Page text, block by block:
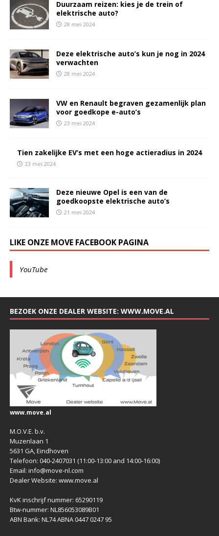
Duurzaam reizen: kies je de trein of
elektrische auto?
28 mei 2024
Deze elektrische auto’s kun je nog in 2024
verwachten
28 mei 2024
VW en Renault begraven gezamenlijk plan
voor goedkope e-auto’s
23 mei 2024
Tien zakelijke EV’s met een hoge actieradius in 2024
23 mei 2024
Deze nieuwe Opel is een van de
goedkoopste elektrische auto’s
21 mei 2024
LIKE ONZE MOVE FACEBOOK PAGINA
YouTube
BEZOEK ONZE DEALER WEBSITE: WWW.MOVE.AL
www.move.al
M.O.V.E. b.v.
Muzenlaan 1
5631 GA, Eindhoven
Telefoon: 040-2407031 (11:00-13:00 and 14:00-16:00)
Email: info@move-nl.com
Dealer Website: www.move.al
KvK inschrijf nummer: 65290119
Btw-nummer: NL856053089B01
ABN Bank: NL74 ABNA 0447 0247 95